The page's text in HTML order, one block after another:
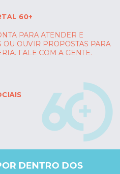
60+
PARA ATENDER E
OUVIR PROPOSTAS PARA
FALE COM A GENTE.
DENTRO DOS